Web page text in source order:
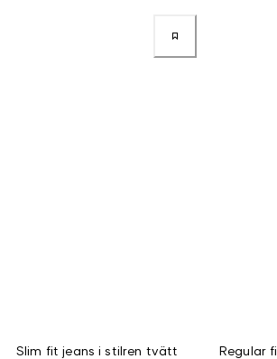
Slim fit jeans i stilren tvätt Regular